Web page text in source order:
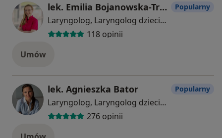
lek. Emilia Bojanowska-Trzaska
Laryngolog, Laryngolog dziecięcy
118 opinii
Popularny
Umów
lek. Agnieszka Bator
Laryngolog, Laryngolog dziecięcy
276 opinii
Popularny